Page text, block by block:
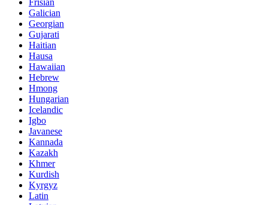
Frisian
Galician
Georgian
Gujarati
Haitian
Hausa
Hawaiian
Hebrew
Hmong
Hungarian
Icelandic
Igbo
Javanese
Kannada
Kazakh
Khmer
Kurdish
Kyrgyz
Latin